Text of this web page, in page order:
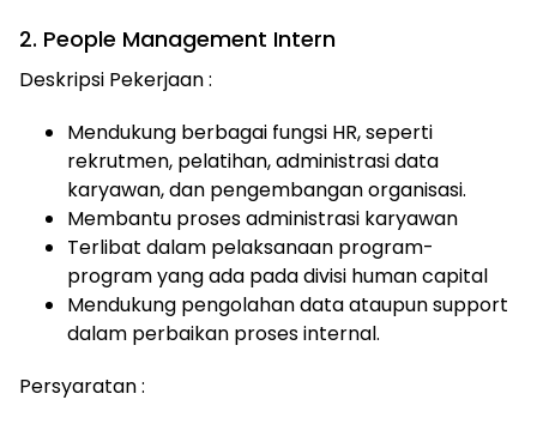
2. People Management Intern
Deskripsi Pekerjaan :
Mendukung berbagai fungsi HR, seperti
rekrutmen, pelatihan, administrasi data
karyawan, dan pengembangan organisasi.
Membantu proses administrasi karyawan
Terlibat dalam pelaksanaan program-
program yang ada pada divisi human capital
Mendukung pengolahan data ataupun support
dalam perbaikan proses internal.
Persyaratan :